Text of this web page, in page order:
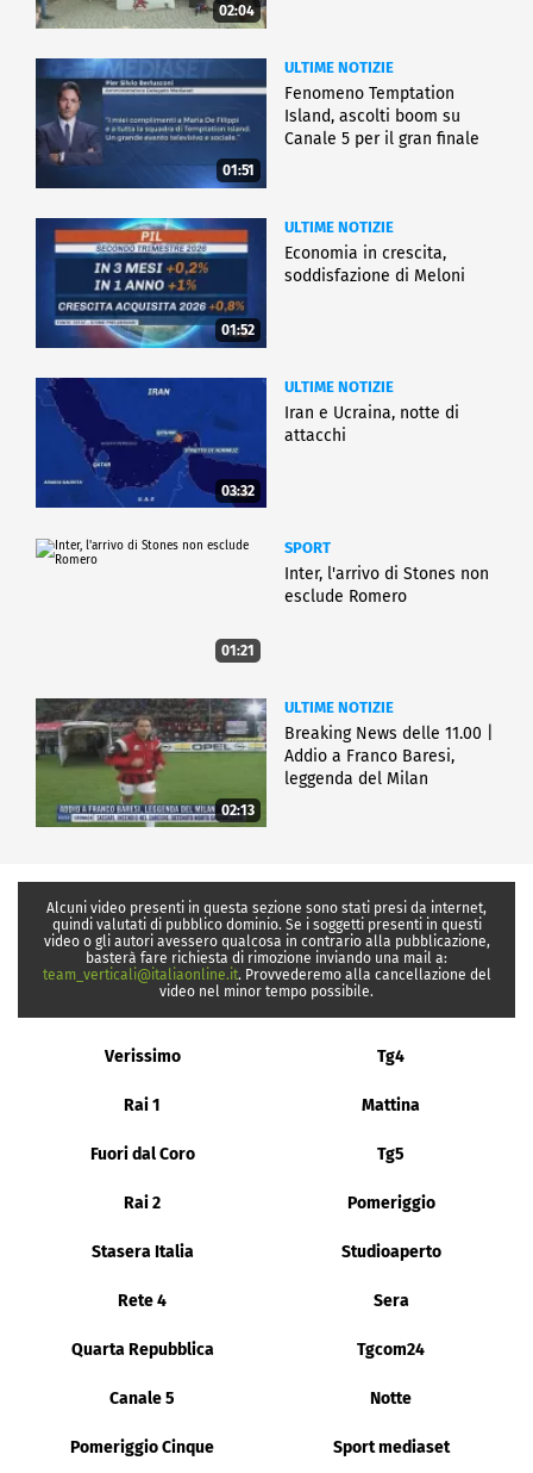
02:04
01:51
ULTIME NOTIZIE
Fenomeno Temptation
Island, ascolti boom su
Canale 5 per il gran finale
01:52
ULTIME NOTIZIE
Economia in crescita,
soddisfazione di Meloni
03:32
ULTIME NOTIZIE
Iran e Ucraina, notte di
attacchi
01:21
SPORT
Inter, l'arrivo di Stones non
esclude Romero
02:13
ULTIME NOTIZIE
Breaking News delle 11.00 |
Addio a Franco Baresi,
leggenda del Milan
Alcuni video presenti in questa sezione sono stati presi da internet,
quindi valutati di pubblico dominio. Se i soggetti presenti in questi
video o gli autori avessero qualcosa in contrario alla pubblicazione,
basterà fare richiesta di rimozione inviando una mail a:
team_verticali@italiaonline.it. Provvederemo alla cancellazione del
video nel minor tempo possibile.
Verissimo Tg4
Rai 1 Mattina
Fuori dal Coro Tg5
Rai 2 Pomeriggio
Stasera Italia Studioaperto
Rete 4 Sera
Quarta Repubblica Tgcom24
Canale 5 Notte
Pomeriggio Cinque Sport mediaset